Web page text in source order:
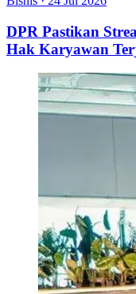
DPR Pastikan
Hak Karyawan